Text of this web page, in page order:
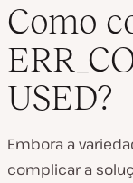
Como
USED?
Embora a
complicar a